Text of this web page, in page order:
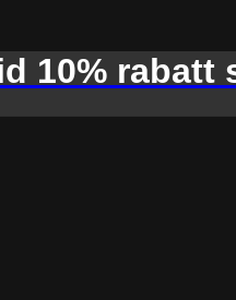
10% rabatt